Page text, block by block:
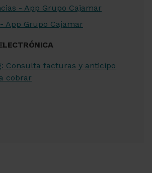
- App Grupo Cajamar
App Grupo Cajamar
Consulta facturas y anticipo
cobrar